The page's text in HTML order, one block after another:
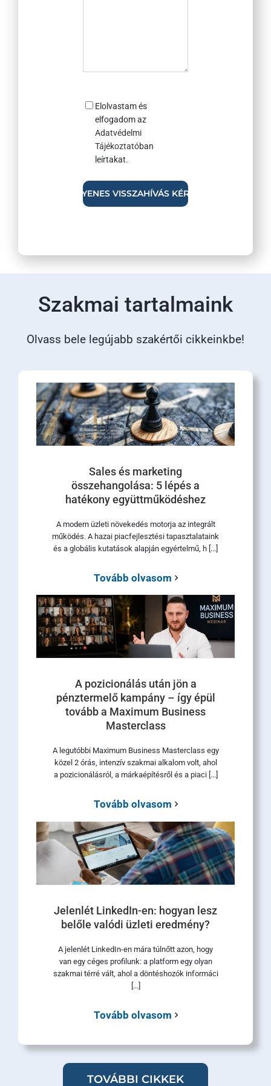
Consent
Elolvastam és
elfogadom az
Adatvédelmi
Tájékoztatóban
leírtakat.
Szakmai tartalmaink
Olvass bele legújabb szakértői cikkeinkbe!
Sales és marketing
összehangolása: 5 lépés a
hatékony együttműködéshez
A modern üzleti növekedés motorja az integrált
működés. A hazai piacfejlesztési tapasztalataink
és a globális kutatások alapján egyértelmű, h [...]
Tovább olvasom
A pozicionálás után jön a
pénztermelő kampány – így épül
tovább a Maximum Business
Masterclass
A legutóbbi Maximum Business Masterclass egy
közel 2 órás, intenzív szakmai alkalom volt, ahol
a pozicionálásról, a márkaépítésről és a piaci [...]
Tovább olvasom
Jelenlét LinkedIn-en: hogyan lesz
belőle valódi üzleti eredmény?
A jelenlét LinkedIn-en mára túlnőtt azon, hogy
van egy céges profilunk: a platform egy olyan
szakmai térré vált, ahol a döntéshozók informáci
[...]
Tovább olvasom
TOVÁBBI CIKKEK